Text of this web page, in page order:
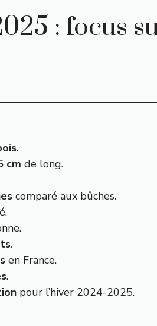
: focus
.
cm de long.
comparé aux bûches.
.
en France.
.
pour l’hiver 2024-2025.